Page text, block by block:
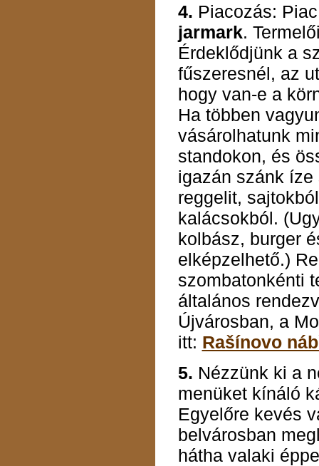
4. Piacozás:
jarmark.
Érdeklődjünk a
fűszeresnél, az
hogy van-e a
Ha többen
vásárolhatunk
standokon, és
igazán szánk
reggelit,
kalácsokból.
kolbász, burger
elképzelhető.)
szombatonkénti
általános
Újvárosban, a
itt: Rašínovo
5. Nézzünk ki a
menüket kínáló
Egyelőre kevés
belvárosban
hátha valaki